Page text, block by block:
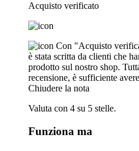
Acquisto verificato
Con "Acquisto
è stata scritta da clienti che
prodotto sul nostro shop.
recensione, è sufficiente
Chiudere la nota
Valuta con 4 su 5 stelle.
Funziona ma